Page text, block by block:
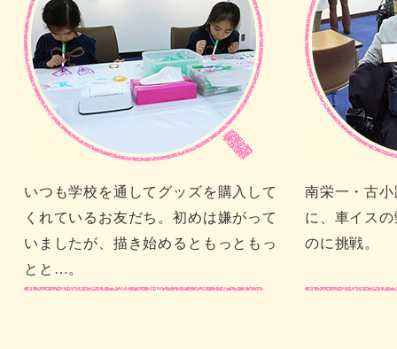
いつも学校を通してグッズを購入して
くれているお友だち。初めは嫌がって
いましたが、描き始めるともっともっ
とと…。
南栄一・古
に、車イス
のに挑戦。